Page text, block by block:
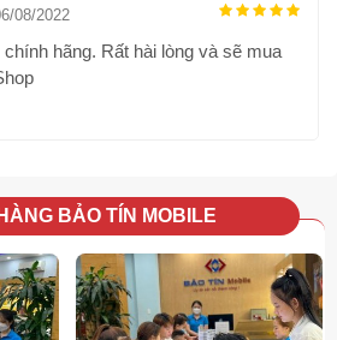
đều trở nên tươi sáng
bị hệ thống camera sau xuất sắc với
công nghệ này là Camera Mắt thần
08/2022
chính hãng. Rất hài lòng và sẽ mua
BẢO TÍN MOBILE